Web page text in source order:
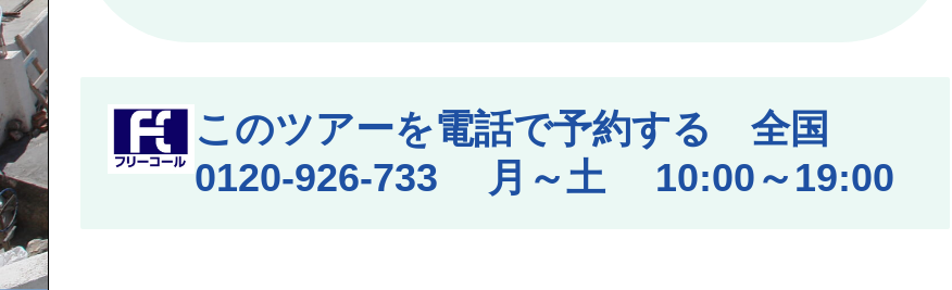
このツアーを電話で予約する 全国
0120-926-733 月～土 10:00～19:00